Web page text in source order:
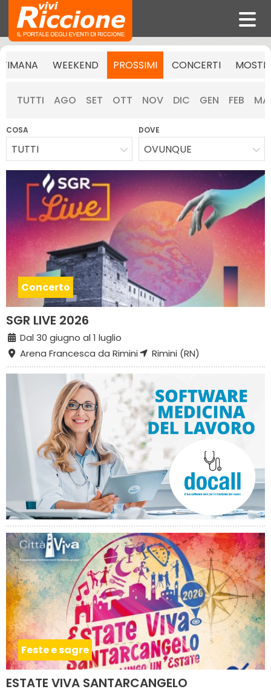
WEEKEND PROSSIMI CONCERTI
TUTTI AGO SET OTT NOV DIC GEN FEB
COSA
TUTTI
DOVE
OVUNQUE
Concerto
SGR LIVE 2026
Dal 30 giugno al 1 luglio
Arena Francesca da Rimini
Rimini (RN)
Feste e sagre
ESTATE VIVA SANTARCANGELO